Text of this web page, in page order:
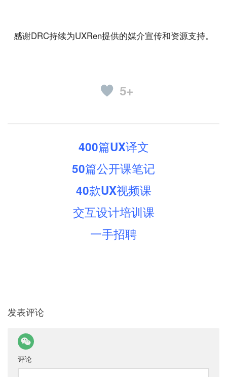
感谢DRC持续为UXRen提供的媒介宣传和资源支持。
5+
400篇UX译文
50篇公开课笔记
40款UX视频课
交互设计培训课
一手招聘
发表评论
评论